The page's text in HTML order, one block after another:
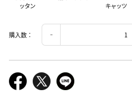
ッタン
キャッツ
購入数：